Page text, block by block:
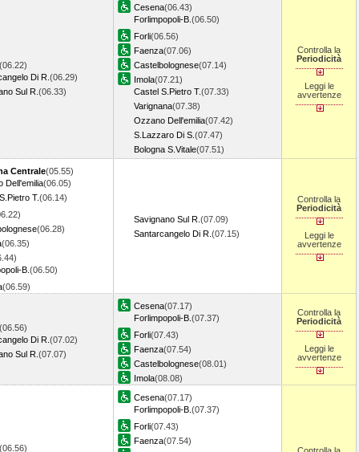
(06.22)
Di R. (06.29)
Sul R. (06.33)
Cesena(06.43)
Forlimpopoli-B. (06.50)
Forli(06.56)
Faenza(07.06)
Castelbolognese(07.14)
Imola(07.21)
Castel S.Pietro T.(07.33)
Varignana(07.38)
Ozzano Dell'emilia(07.42)
S.Lazzaro Di S. (07.47)
Bologna S.Vitale(07.51)
Controlla la
Periodicità
Leggi le
avvertenze
Centrale(05.55)
Dell'emilia(06.05)
T.(06.14)
(06.28)
(06.35)
B. (06.50)
(06.59)
Savignano Sul R. (07.09)
Santarcangelo Di R. (07.15)
Controlla la
Periodicità
Leggi le
avvertenze
(06.56)
Di R. (07.02)
Sul R. (07.07)
Cesena(07.17)
Forlimpopoli-B. (07.37)
Forli(07.43)
Faenza(07.54)
Castelbolognese(08.01)
Imola(08.08)
Controlla la
Periodicità
Leggi le
avvertenze
(06.56)
Cesena(07.17)
Forlimpopoli-B. (07.37)
Forli(07.43)
Faenza(07.54)